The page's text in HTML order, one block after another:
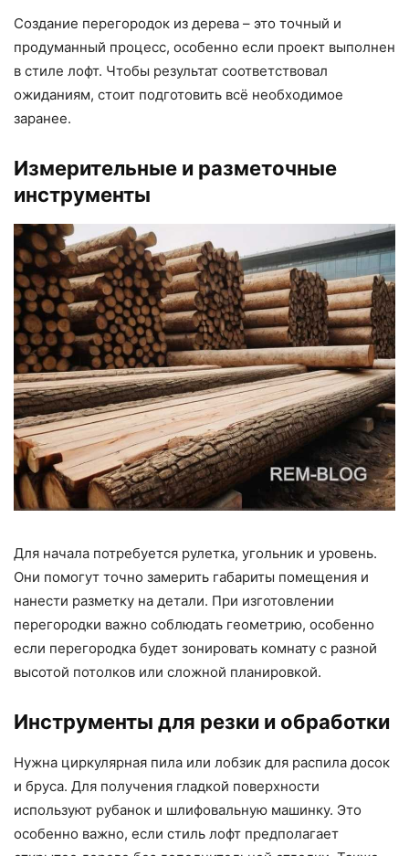
Создание перегородок из дерева – это точный и
продуманный процесс, особенно если проект выполнен
в стиле лофт. Чтобы результат соответствовал
ожиданиям, стоит подготовить всё необходимое
заранее.
Измерительные и разметочные
инструменты
Для начала потребуется рулетка, угольник и уровень.
Они помогут точно замерить габариты помещения и
нанести разметку на детали. При изготовлении
перегородки важно соблюдать геометрию, особенно
если перегородка будет зонировать комнату с разной
высотой потолков или сложной планировкой.
Инструменты для резки и обработки
Нужна циркулярная пила или лобзик для распила досок
и бруса. Для получения гладкой поверхности
используют рубанок и шлифовальную машинку. Это
особенно важно, если стиль лофт предполагает